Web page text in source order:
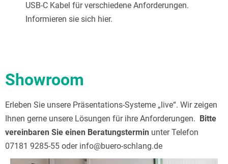
USB-C Kabel für verschiedene Anforderungen.
Informieren sie sich hier.
Showroom
Erleben Sie unsere Präsentations-Systeme „live“. Wir zeigen
Ihnen gerne unsere Lösungen für ihre Anforderungen.
Bitte
vereinbaren Sie einen Beratungstermin unter Telefon
07181 9285-55 oder info@buero-schlang.de